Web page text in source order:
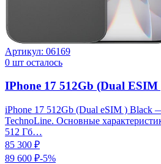
Артикул: 06169
0 шт осталось
IPhone 17 512Gb (Dual ESIM
iPhone 17 512Gb (Dual eSIM ) Black
TechnoLine. Основные
512 Гб…
85 300 ₽
89 600 ₽-5%